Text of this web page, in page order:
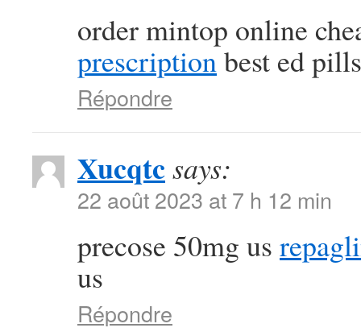
order mintop online
prescriptionbest ed pills
Répondre
Xucqtcsays:
22 août 2023 at 7 h 12 min
precose 50mg us
us
Répondre